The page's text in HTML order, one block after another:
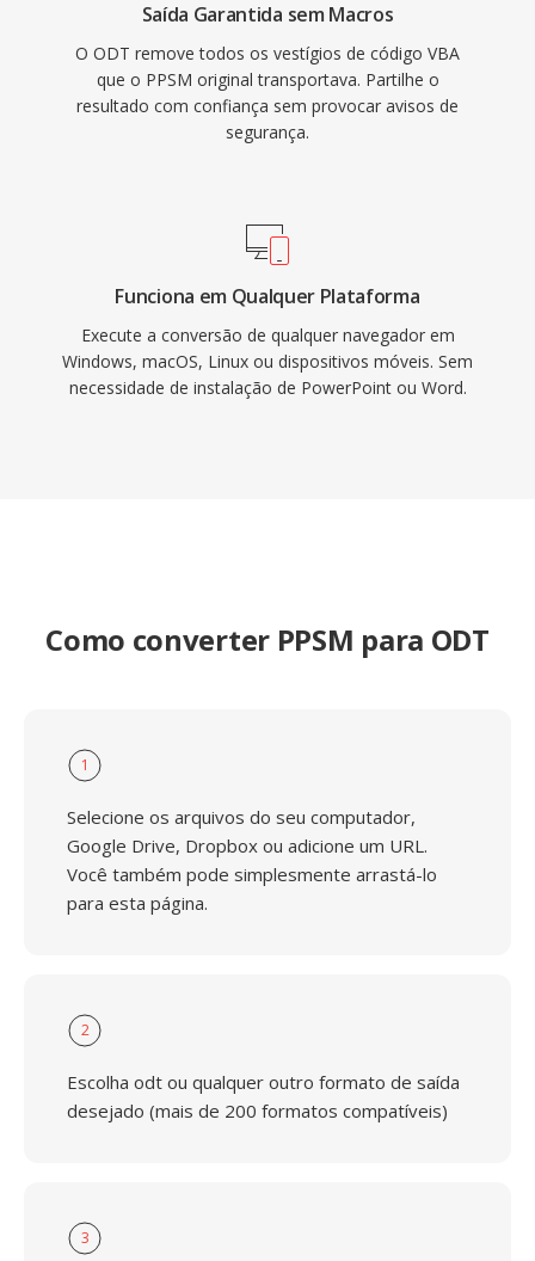
Saída Garantida sem Macros
O ODT remove todos os vestígios de código VBA
que o PPSM original transportava. Partilhe o
resultado com confiança sem provocar avisos de
segurança.
Funciona em Qualquer Plataforma
Execute a conversão de qualquer navegador em
Windows, macOS, Linux ou dispositivos móveis. Sem
necessidade de instalação de PowerPoint ou Word.
Como converter PPSM para ODT
1
Selecione os arquivos do seu computador,
Google Drive, Dropbox ou adicione um URL.
Você também pode simplesmente arrastá-lo
para esta página.
2
Escolha odt ou qualquer outro formato de saída
desejado (mais de 200 formatos compatíveis)
3